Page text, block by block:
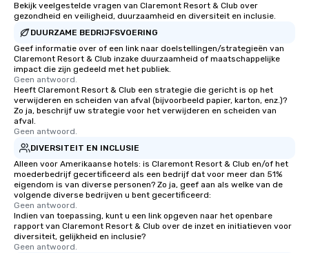
Bekijk veelgestelde vragen van Claremont Resort & Club over
gezondheid en veiligheid, duurzaamheid en diversiteit en inclusie.
DUURZAME BEDRIJFSVOERING
Geef informatie over of een link naar doelstellingen/strategieën van
Claremont Resort & Club inzake duurzaamheid of maatschappelijke
impact die zijn gedeeld met het publiek.
Geen antwoord.
Heeft Claremont Resort & Club een strategie die gericht is op het
verwijderen en scheiden van afval (bijvoorbeeld papier, karton, enz.)?
Zo ja, beschrijf uw strategie voor het verwijderen en scheiden van
afval.
Geen antwoord.
DIVERSITEIT EN INCLUSIE
Alleen voor Amerikaanse hotels: is Claremont Resort & Club en/of het
moederbedrijf gecertificeerd als een bedrijf dat voor meer dan 51%
eigendom is van diverse personen? Zo ja, geef aan als welke van de
volgende diverse bedrijven u bent gecertificeerd:
Geen antwoord.
Indien van toepassing, kunt u een link opgeven naar het openbare
rapport van Claremont Resort & Club over de inzet en initiatieven voor
diversiteit, gelijkheid en inclusie?
Geen antwoord.